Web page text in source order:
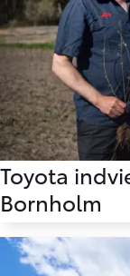
Toyota
Bornholm